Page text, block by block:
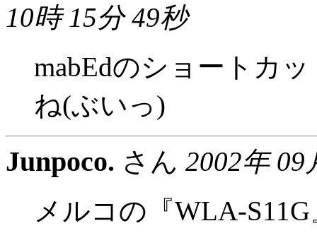
10時 15分 49秒
mabEdのショートカ
ね(ぶいっ)
Junpoco. さん 2002年 09
メルコの『WLA-